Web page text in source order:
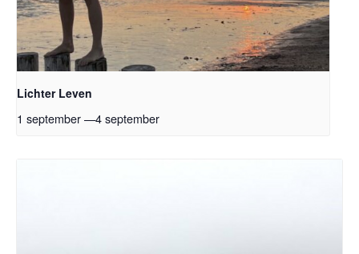
Lichter Leven
1 september—4 september